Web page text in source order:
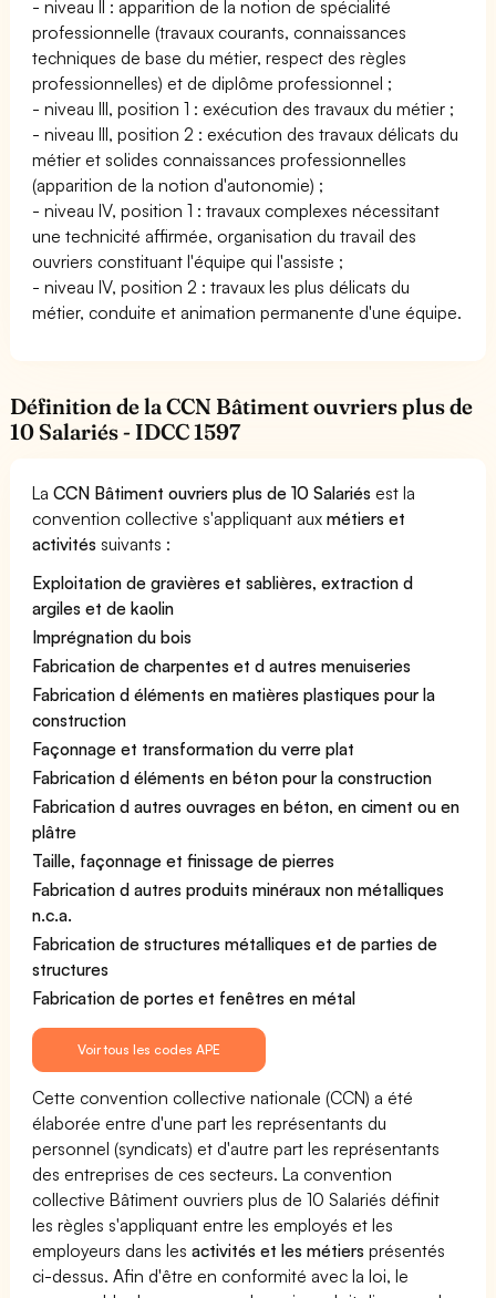
- niveau II : apparition de la notion de spécialité
professionnelle (travaux courants, connaissances
techniques de base du métier, respect des règles
professionnelles) et de diplôme professionnel ;
- niveau III, position 1 : exécution des travaux du métier ;
- niveau III, position 2 : exécution des travaux délicats du
métier et solides connaissances professionnelles
(apparition de la notion d'autonomie) ;
- niveau IV, position 1 : travaux complexes nécessitant
une technicité affirmée, organisation du travail des
ouvriers constituant l'équipe qui l'assiste ;
- niveau IV, position 2 : travaux les plus délicats du
métier, conduite et animation permanente d'une équipe.
Définition de la CCN Bâtiment ouvriers plus de
10 Salariés - IDCC 1597
LaCCN Bâtiment ouvriers plus de 10 Salariés est la
convention collective s'appliquant auxmétiers et
activités suivants :
Exploitation de gravières et sablières, extraction d
argiles et de kaolin
Imprégnation du bois
Fabrication de charpentes et d autres menuiseries
Fabrication d éléments en matières plastiques pour la
construction
Façonnage et transformation du verre plat
Fabrication d éléments en béton pour la construction
Fabrication d autres ouvrages en béton, en ciment ou en
plâtre
Taille, façonnage et finissage de pierres
Fabrication d autres produits minéraux non métalliques
n.c.a.
Fabrication de structures métalliques et de parties de
structures
Fabrication de portes et fenêtres en métal
Voir tous les codes APE
Cette convention collective nationale (CCN) a été
élaborée entre d'une part les représentants du
personnel (syndicats) et d'autre part les représentants
des entreprises de ces secteurs. La convention
collective Bâtiment ouvriers plus de 10 Salariés définit
les règles s'appliquant entre les employés et les
employeurs dans lesactivités et les métiers présentés
ci-dessus. Afin d'être en conformité avec la loi, le